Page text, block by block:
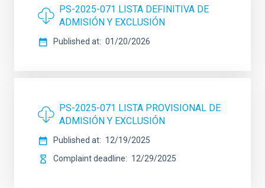
PS-2025-071 LISTA DEFINITIVA DE
ADMISIÓN Y EXCLUSIÓN
Published at 01/20/2026
PS-2025-071 LISTA PROVISIONAL DE
ADMISIÓN Y EXCLUSIÓN
Published at
12/19/2025
Complaint deadline
12/29/2025